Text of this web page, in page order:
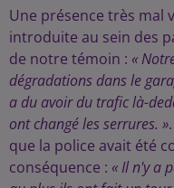
Une présence très mal
introduite au sein des
de notre témoin : «
dégradations dans le
a du avoir du trafic là-
ont changé les serrures. »
que la police avait été
conséquence : « Il n'y a